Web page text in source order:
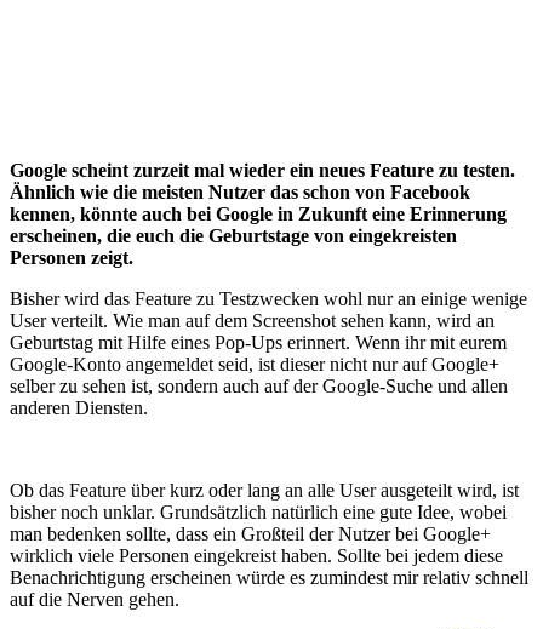
Google scheint zurzeit mal wieder ein neues Feature zu testen.
Ähnlich wie die meisten Nutzer das schon von Facebook
kennen, könnte auch bei Google in Zukunft eine Erinnerung
erscheinen, die euch die Geburtstage von eingekreisten
Personen zeigt.
Bisher wird das Feature zu Testzwecken wohl nur an einige wenige
User verteilt. Wie man auf dem Screenshot sehen kann, wird an
Geburtstag mit Hilfe eines Pop-Ups erinnert. Wenn ihr mit eurem
Google-Konto angemeldet seid, ist dieser nicht nur auf Google+
selber zu sehen ist, sondern auch auf der Google-Suche und allen
anderen Diensten.
Ob das Feature über kurz oder lang an alle User ausgeteilt wird, ist
bisher noch unklar. Grundsätzlich natürlich eine gute Idee, wobei
man bedenken sollte, dass ein Großteil der Nutzer bei Google+
wirklich viele Personen eingekreist haben. Sollte bei jedem diese
Benachrichtigung erscheinen würde es zumindest mir relativ schnell
auf die Nerven gehen.